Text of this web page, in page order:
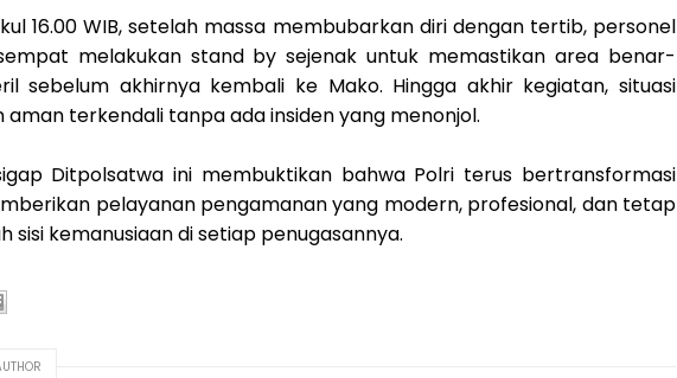
16.00 WIB, setelah massa membubarkan diri dengan tertib, personel
melakukan stand by sejenak untuk memastikan area benar-
sebelum akhirnya kembali ke Mako. Hingga akhir kegiatan, situasi
aman terkendali tanpa ada insiden yang menonjol.
Ditpolsatwa ini membuktikan bahwa Polri terus bertransformasi
pelayanan pengamanan yang modern, profesional, dan tetap
sisi kemanusiaan di setiap penugasannya.